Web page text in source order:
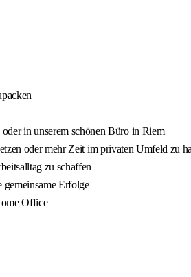
in unserem schönen Büro in Riem
oder mehr Zeit im privaten Umfeld zu
zu schaffen
gemeinsame Erfolge
Office